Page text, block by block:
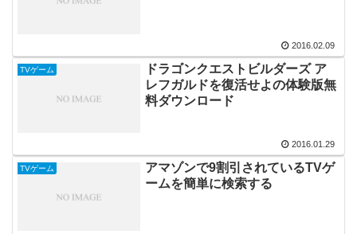
2016.02.09
TVゲーム
ドラゴンクエストビルダーズ ア
レフガルドを復活せよの体験版無
料ダウンロード
2016.01.29
TVゲーム
アマゾンで9割引されているTVゲ
ームを簡単に検索する